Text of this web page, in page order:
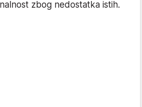
zbog nedostatka istih.